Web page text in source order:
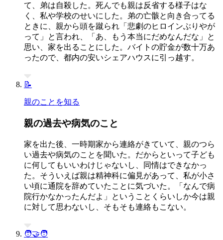
て、弟は自殺した。死んでも親は反省する様子はな
く、私や学校のせいにした。弟の亡骸と向き合ってる
ときに、親から頭を蹴られ「悲劇のヒロインぶりやが
って」と言われ、「あ、もう本当にだめなんだな」と
思い、家を出ることにした。バイトの貯金が数十万あ
ったので、都内の安いシェアハウスに引っ越す。
📝
親のことを知る
親の過去や病気のこと
家を出た後、一時期家から連絡がきていて、親のつら
い過去や病気のことを聞いた。だからといって子ども
に何してもいいわけじゃないし、同情はできなかっ
た。そういえば親は精神科に偏見があって、私が小さ
い頃に通院を辞めていたことに気づいた。「なんで病
院行かなかったんだよ」ということくらいしか今は親
に対して思わないし、そもそも連絡もこない。
🧑‍🤝‍🧑